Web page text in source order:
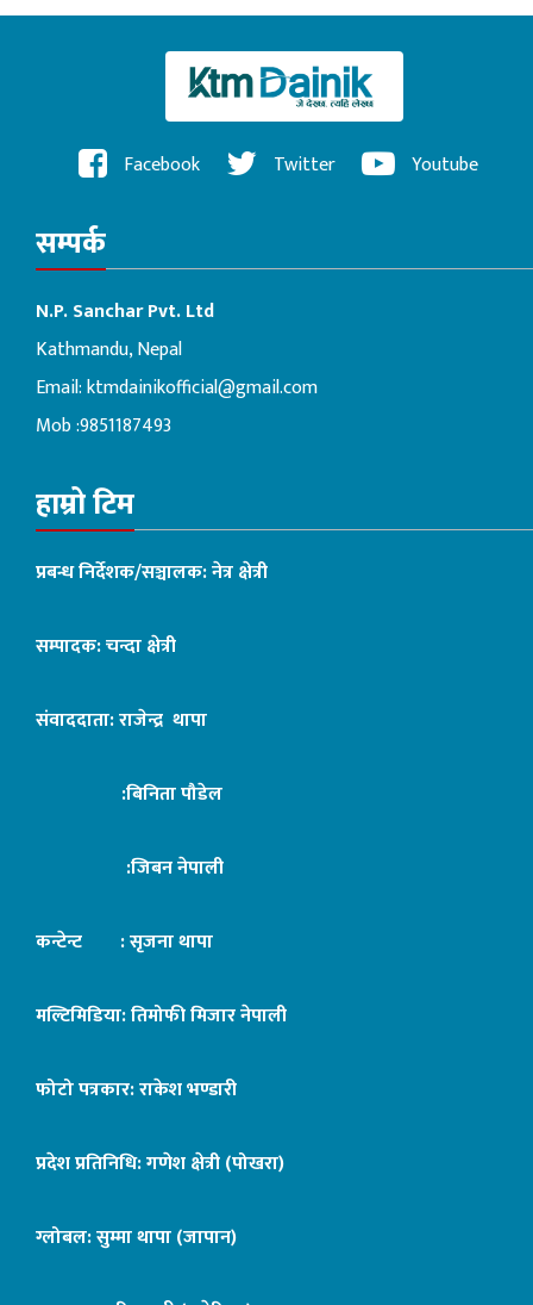
Facebook Twitter Youtube
सम्पर्क
N.P. Sanchar Pvt. Ltd
Kathmandu, Nepal
Email:ktmdainikofficial@gmail.com
Mob :9851187493
हाम्रो टिम
प्रबन्ध निर्देशक/सञ्चालक: नेत्र क्षेत्री
सम्पादक: चन्दा क्षेत्री
संवाददाता: राजेन्द्र थापा
:बिनिता पौडेल
:जिबन नेपाली
कन्टेन्ट : सृजना थापा
मल्टिमिडिया: तिमोफी मिजार नेपाली
फोटो पत्रकार: राकेश भण्डारी
प्रदेश प्रतिनिधि: गणेश क्षेत्री (पोखरा)
ग्लोबल: सुम्मा थापा (जापान)